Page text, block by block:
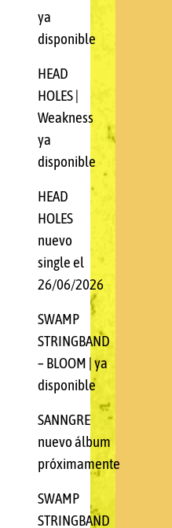
ya
disponible
HEAD
HOLES |
Weakness
ya
disponible
HEAD
HOLES
nuevo
single el
26/06/2026
SWAMP
STRINGBAND
– BLOOM | ya
disponible
SANNGRE
nuevo álbum
próximamente
SWAMP
STRINGBAND